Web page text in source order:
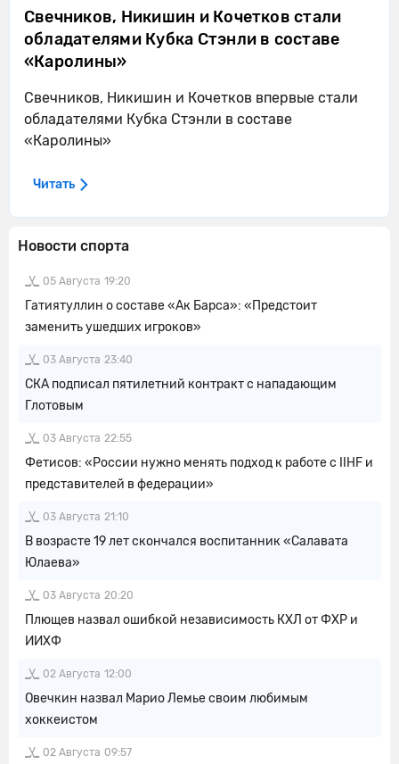
Новости спорта
05 Августа 19:20
Гатиятуллин о составе «Ак Барса»: «Предстоит
заменить ушедших игроков»
03 Августа 23:40
СКА подписал пятилетний контракт с нападающим
Глотовым
03 Августа 22:55
Фетисов: «России нужно менять подход к работе с IIHF и
представителей в федерации»
03 Августа 21:10
В возрасте 19 лет скончался воспитанник «Салавата
Юлаева»
03 Августа 20:20
Плющев назвал ошибкой независимость КХЛ от ФХР и
ИИХФ
02 Августа 12:00
Овечкин назвал Марио Лемье своим любимым
хоккеистом
02 Августа 09:57
Свечников, Никишин и Кочетков стали
обладателями Кубка Стэнли в составе
«Каролины»
Свечников, Никишин и Кочетков впервые стали
обладателями Кубка Стэнли в составе
«Каролины»
Читать